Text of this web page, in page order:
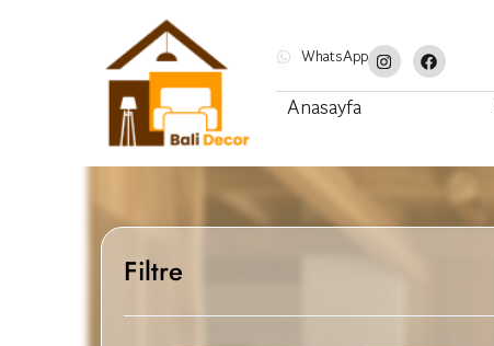
WhatsApp
Anasayfa
Filtre